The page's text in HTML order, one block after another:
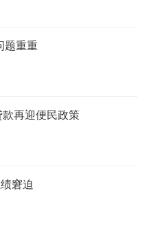
题重重
再迎便民政策
窘迫